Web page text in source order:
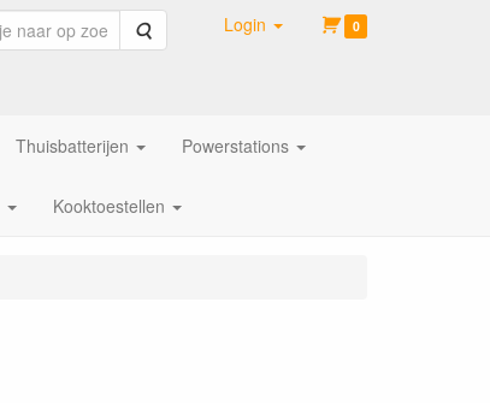
Zoeken Login 0
Thuisbatterijen Powerstations
Kooktoestellen